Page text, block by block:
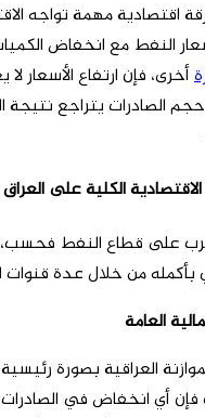
اقتصادية مهمة تواجه
النفط مع انخفاض
أخرى، فإن ارتفاع الأسعار
حجم الصادرات يتراجع
الكلية على العراق
على قطاع النفط
بأكمله من خلال عدة قنوات
العامة
العراقية بصورة
فإن أي انخفاض في